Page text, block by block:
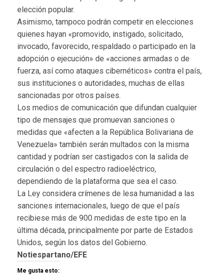
elección popular.
Asimismo, tampoco podrán competir en elecciones
quienes hayan «promovido, instigado, solicitado,
invocado, favorecido, respaldado o participado en la
adopción o ejecución» de «acciones armadas o de
fuerza, así como ataques cibernéticos» contra el país,
sus instituciones o autoridades, muchas de ellas
sancionadas por otros países.
Los medios de comunicación que difundan cualquier
tipo de mensajes que promuevan sanciones o
medidas que «afecten a la República Bolivariana de
Venezuela» también serán multados con la misma
cantidad y podrían ser castigados con la salida de
circulación o del espectro radioeléctrico,
dependiendo de la plataforma que sea el caso.
La Ley considera crímenes de lesa humanidad a las
sanciones internacionales, luego de que el país
recibiese más de 900 medidas de este tipo en la
última década, principalmente por parte de Estados
Unidos, según los datos del Gobierno.
Notiespartano/EFE
Me gusta esto: